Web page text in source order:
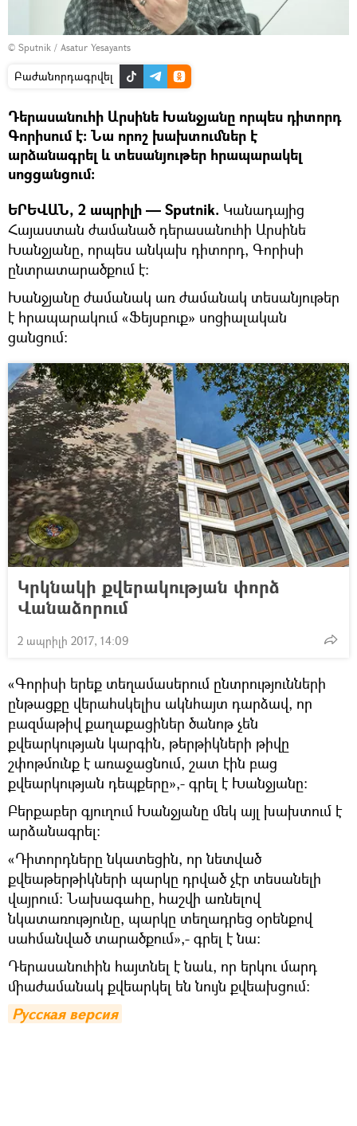
© Sputnik / Asatur Yesayants
Բաժանորդագրվել
Դերասանուհի Արսինե Խանջյանը որպես դիտորդ
Գորիսում է։ Նա որոշ խախտումներ է
արձանագրել և տեսանյութեր հրապարակել
սոցցանցում։
ԵՐԵՎԱՆ, 2 ապրիլի — Sputnik. Կանադայից
Հայաստան ժամանած դերասանուհի Արսինե
Խանջյանը, որպես անկախ դիտորդ, Գորիսի
ընտրատարածքում է։
Խանջյանը ժամանակ առ ժամանակ տեսանյութեր
է հրապարակում «Ֆեյսբուք» սոցիալական
ցանցում։
Կրկնակի քվերակության փորձ
Վանաձորում
2 ապրիլի 2017, 14:09
«Գորիսի երեք տեղամասերում ընտրությունների
ընթացքը վերահսկելիս ակնհայտ դարձավ, որ
բազմաթիվ քաղաքացիներ ծանոթ չեն
քվեարկության կարգին, թերթիկների թիվը
շփոթմունք է առաջացնում, շատ էին բաց
քվեարկության դեպքերը»,- գրել է Խանջյանը։
Բերքաբեր գյուղում Խանջյանը մեկ այլ խախտում է
արձանագրել։
«Դիտորդները նկատեցին, որ նետված
քվեաթերթիկների պարկը դրված չէր տեսանելի
վայրում։ Նախագահը, հաշվի առնելով
նկատառությունը, պարկը տեղադրեց օրենքով
սահմանված տարածքում»,- գրել է նա։
Դերասանուհին հայտնել է նաև, որ երկու մարդ
միաժամանակ քվեարկել են նույն քվեախցում։
Русская версия